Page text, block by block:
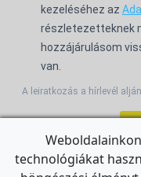
kezeléséhez az
részletezetteknek
hozzájárulásom
van.
A leiratkozás a hírlevél
For the English
technológiákat